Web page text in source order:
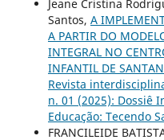
Jeane Cristina
Santos, A
A PARTIR DO
INTEGRAL NO
INFANTIL DE
Revista
n. 01 (2025): Dossiê
Educação: Tecendo
FRANCILEIDE